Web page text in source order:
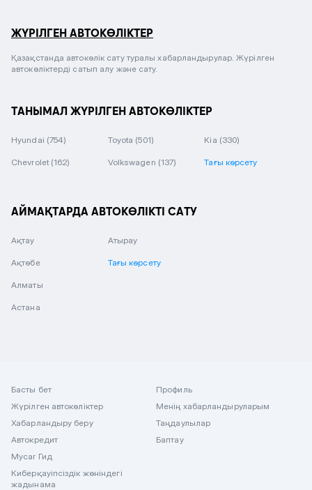
ЖҮРІЛГЕН АВТОКӨЛІКТЕР
Қазақстанда автокөлік сату туралы хабарландырулар. Жүрілген
автокөліктерді сатып алу және сату.
ТАНЫМАЛ ЖҮРІЛГЕН АВТОКӨЛІКТЕР
Hyundai (754) Toyota (501) Kia (330)
Chevrolet (162) Volkswagen (137) Тағы көрсету
АЙМАҚТАРДА АВТОКӨЛІКТІ САТУ
Ақтау
Ақтөбе
Алматы
Астана
Атырау
Тағы көрсету
Басты бет
Жүрілген автокөліктер
Хабарландыру беру
Автокредит
Mycar Гид
Киберқауіпсіздік жөніндегі
жадынама
Профиль
Менің хабарландыруларым
Таңдаулылар
Баптау